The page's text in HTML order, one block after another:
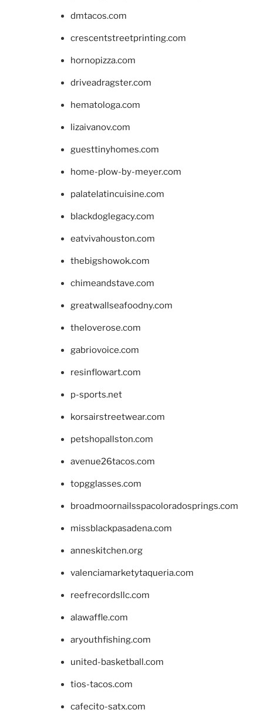
dmtacos.com
crescentstreetprinting.com
hornopizza.com
driveadragster.com
hematologa.com
lizaivanov.com
guesttinyhomes.com
home-plow-by-meyer.com
palatelatincuisine.com
blackdoglegacy.com
eatvivahouston.com
thebigshowok.com
chimeandstave.com
greatwallseafoodny.com
theloverose.com
gabriovoice.com
resinflowart.com
p-sports.net
korsairstreetwear.com
petshopallston.com
avenue26tacos.com
topgglasses.com
broadmoornailsspacoloradosprings.com
missblackpasadena.com
anneskitchen.org
valenciamarketytaqueria.com
reefrecordsllc.com
alawaffle.com
aryouthfishing.com
united-basketball.com
tios-tacos.com
cafecito-satx.com